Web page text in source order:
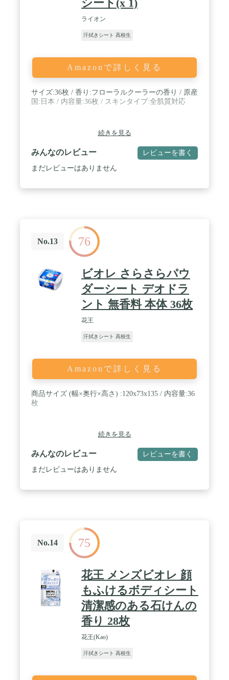
シート(x 1)
ライオン
汗拭きシート 高校生
Amazonで詳しく見る
サイズ:36枚 / 香り:フローラルクーラーの香り / 原産
国:日本 / 内容量:36枚 / スキンタイプ:全肌質対応
続きを見る
みんなのレビュー レビューを書く
まだレビューはありません
No.13 76
ビオレ さらさらパウ
ダーシート デオドラ
ント 無香料 本体 36枚
花王
汗拭きシート 高校生
Amazonで詳しく見る
商品サイズ (幅×奥行×高さ) :120x73x135 / 内容量:36
枚
続きを見る
みんなのレビュー レビューを書く
まだレビューはありません
No.14 75
花王 メンズビオレ 顔
もふけるボディシート
清潔感のある石けんの
香り 28枚
花王(Kao)
汗拭きシート 高校生